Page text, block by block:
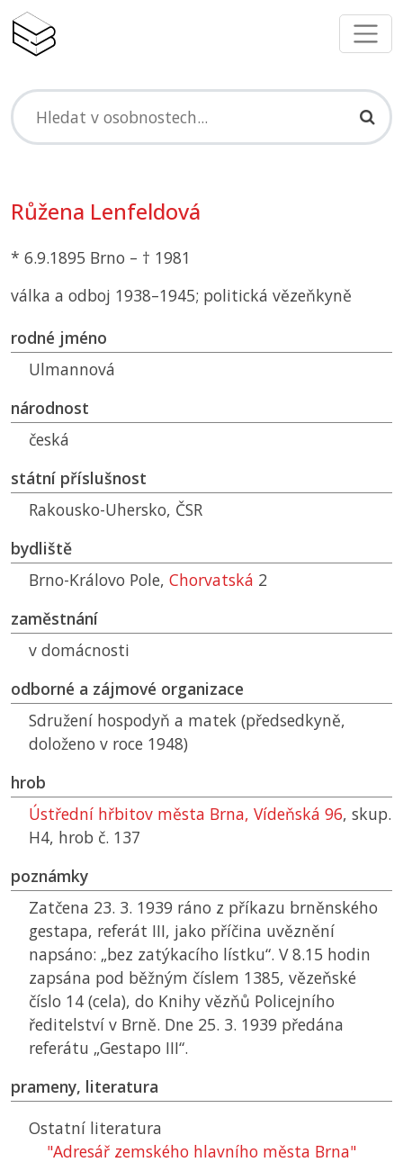
Růžena Lenfeldová
* 6.9.1895 Brno – † 1981
válka a odboj 1938–1945; politická vězeňkyně
rodné jméno
Ulmannová
národnost
česká
státní příslušnost
Rakousko-Uhersko, ČSR
bydliště
Brno-Královo Pole, Chorvatská 2
zaměstnání
v domácnosti
odborné a zájmové organizace
Sdružení hospodyň a matek (předsedkyně,
doloženo v roce 1948)
hrob
Ústřední hřbitov města Brna, Vídeňská 96, skup.
H4, hrob č. 137
poznámky
Zatčena 23. 3. 1939 ráno z příkazu brněnského
gestapa, referát III, jako příčina uvěznění
napsáno: „bez zatýkacího lístku“. V 8.15 hodin
zapsána pod běžným číslem 1385, vězeňské
číslo 14 (cela), do Knihy vězňů Policejního
ředitelství v Brně. Dne 25. 3. 1939 předána
referátu „Gestapo III“.
prameny, literatura
Ostatní literatura
"Adresář zemského hlavního města Brna"